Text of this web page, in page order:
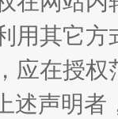
用其它
应在授
述声明